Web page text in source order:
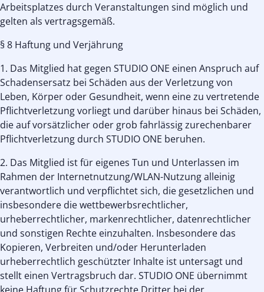
Arbeitsplatzes durch Veranstaltungen sind möglich und
gelten als vertragsgemäß.
§ 8 Haftung und Verjährung
1. Das Mitglied hat gegen STUDIO ONE einen Anspruch auf
Schadensersatz bei Schäden aus der Verletzung von
Leben, Körper oder Gesundheit, wenn eine zu vertretende
Pflichtverletzung vorliegt und darüber hinaus bei Schäden,
die auf vorsätzlicher oder grob fahrlässig zurechenbarer
Pflichtverletzung durch STUDIO ONE beruhen.
2. Das Mitglied ist für eigenes Tun und Unterlassen im
Rahmen der Internetnutzung/WLAN-Nutzung alleinig
verantwortlich und verpflichtet sich, die gesetzlichen und
insbesondere die wettbewerbsrechtlicher,
urheberrechtlicher, markenrechtlicher, datenrechtlicher
und sonstigen Rechte einzuhalten. Insbesondere das
Kopieren, Verbreiten und/oder Herunterladen
urheberrechtlich geschützter Inhalte ist untersagt und
stellt einen Vertragsbruch dar. STUDIO ONE übernimmt